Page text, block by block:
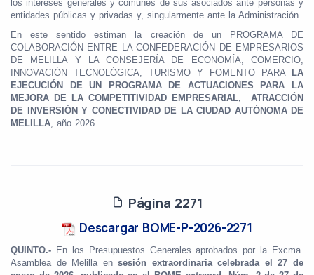
los intereses generales y comunes de sus asociados ante personas y
entidades públicas y privadas y, singularmente ante la Administración.
En este sentido estiman la creación de un PROGRAMA DE
COLABORACIÓN ENTRE LA CONFEDERACIÓN DE EMPRESARIOS
DE MELILLA Y LA CONSEJERÍA DE ECONOMÍA, COMERCIO,
INNOVACIÓN TECNOLÓGICA, TURISMO Y FOMENTO
PARA
LA
EJECUCIÓN DE UN PROGRAMA
DE ACTUACIONES PARA LA
MEJORA DE LA COMPETITIVIDAD EMPRESARIAL, ATRACCIÓN
DE
INVERSIÓN Y CONECTIVIDAD DE LA CIUDAD AUTÓNOMA DE
MELILLA, año 2026.
Página 2271
Descargar BOME-P-2026-2271
QUINTO.- En los Presupuestos Generales aprobados por la Excma.
Asamblea de Melilla ensesión extraordinaria celebrada el 27 de